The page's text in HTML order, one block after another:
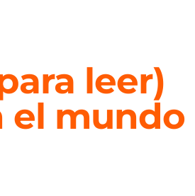
leer)
el mundo